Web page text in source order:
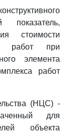
стоимости
работ при
элемента
работ
(НЦС) -
для
объекта